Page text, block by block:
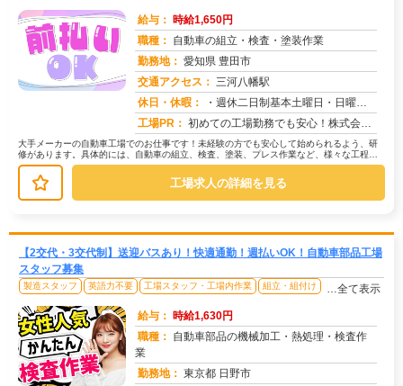
給与： 時給1,650円
職種： 自動車の組立・検査・塗装作業
勤務地： 愛知県 豊田市
交通アクセス： 三河八幡駅
休日・休暇：
・週休二日制基本土曜日・日曜日・長期休暇ありGW休暇・お盆休暇・年末年始休暇・年次有給休暇あり※配属先、工場カレン...
工場PR： 初めての工場勤務でも安心！株式会社京栄センターで、新しい一歩を踏み出してみませんか？充実のサポート体制で、あなたを...
大手メーカーの自動車工場でのお仕事です！未経験の方でも安心して始められるよう、研
修があります。具体的には、自動車の組立、検査、塗装、プレス作業など、様々な工程が
あります。募集状況によって作業内容...
工場求人の詳細を見る
【2交代・3交代制】送迎バスあり！快適通勤！週払いOK！自動車部品工場
スタッフ募集
製造スタッフ 英語力不要 工場スタッフ・工場内作業 組立・組付け …全て表示
給与： 時給1,630円
職種： 自動車部品の機械加工・熱処理・検査作
業
勤務地： 東京都 日野市